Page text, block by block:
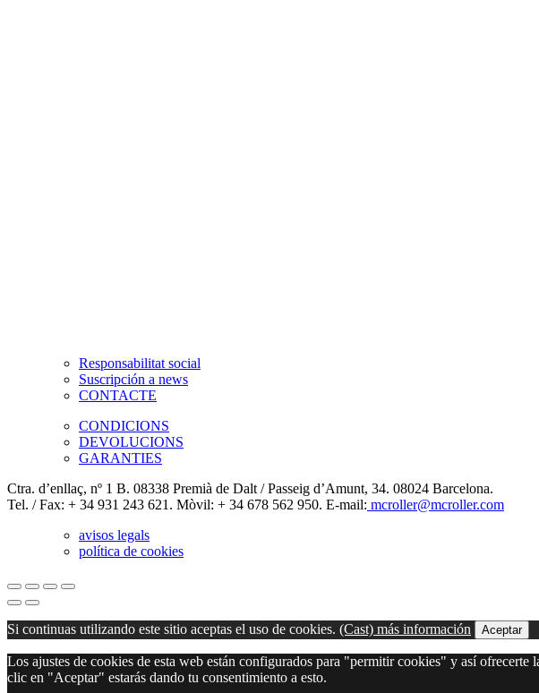
Responsabilitat social
Suscripción a news
CONTACTE
CONDICIONS
DEVOLUCIONS
GARANTIES
Ctra. d’enllaç, nº 1 B. 08338 Premià de Dalt / Passeig d’Amunt, 34. 08024 Barcelona.
Tel. / Fax: + 34 931 243 621. Mòvil: + 34 678 562 950. E-mail: mcroller@mcroller.com
avisos legals
política de cookies
Si continuas utilizando este sitio aceptas el uso de cookies. (Cast) más información Aceptar
Los ajustes de cookies de esta web están configurados para "permitir cookies" y así
clic en "Aceptar" estarás dando tu consentimiento a esto.